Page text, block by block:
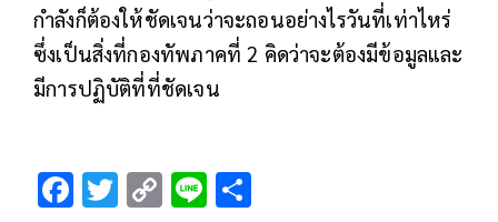
กำลังก็ต้องให้ชัดเจนว่าจะถอนอย่างไรวันที่เท่าไหร่
ซึ่งเป็นสิ่งที่กองทัพภาคที่ 2 คิดว่าจะต้องมีข้อมูลและ
มีการปฏิบัติที่ที่ชัดเจน
F T C Li